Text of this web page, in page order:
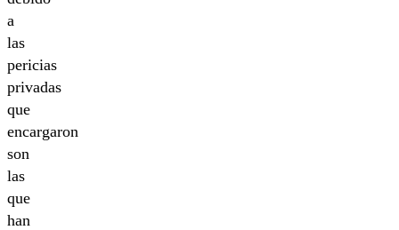
a
las
pericias
privadas
que
encargaron
son
las
que
han